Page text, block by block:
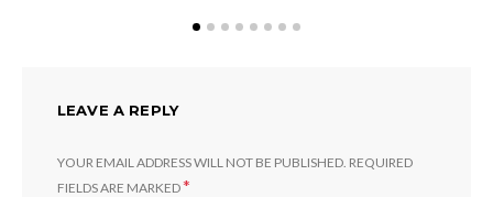
LEAVE A REPLY
YOUR EMAIL ADDRESS WILL NOT BE PUBLISHED. REQUIRED
FIELDS ARE MARKED*